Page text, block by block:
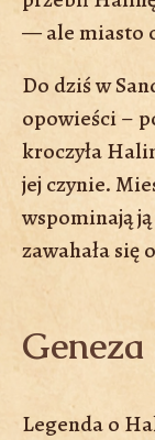
— ale miasto
Do dziś w
opowieści –
kroczyła
jej czynie.
wspominają
zawahała się
Legenda o